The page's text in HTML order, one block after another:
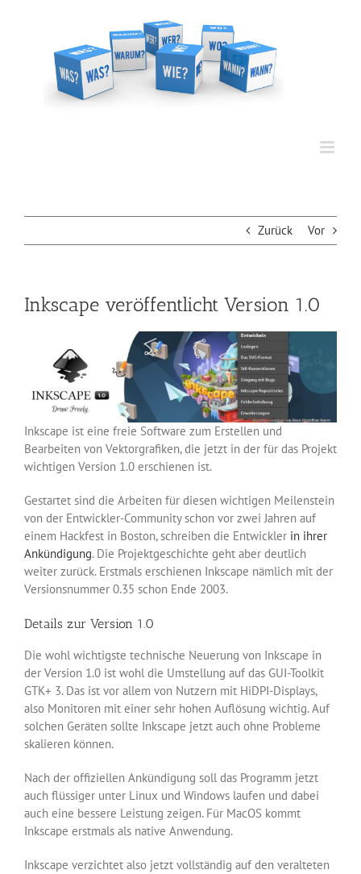
Zurück Vor
Inkscape veröffentlicht Version 1.0
Inkscape ist eine freie Software zum Erstellen und
Bearbeiten von Vektorgrafiken, die jetzt in der für das Projekt
wichtigen Version 1.0 erschienen ist.
Gestartet sind die Arbeiten für diesen wichtigen Meilenstein
von der Entwickler-Community schon vor zwei Jahren auf
einem Hackfest in Boston, schreiben die Entwickler in ihrer
Ankündigung. Die Projektgeschichte geht aber deutlich
weiter zurück. Erstmals erschienen Inkscape nämlich mit der
Versionsnummer 0.35 schon Ende 2003.
Details zur Version 1.0
Die wohl wichtigste technische Neuerung von Inkscape in
der Version 1.0 ist wohl die Umstellung auf das GUI-Toolkit
GTK+ 3. Das ist vor allem von Nutzern mit HiDPI-Displays,
also Monitoren mit einer sehr hohen Auflösung wichtig. Auf
solchen Geräten sollte Inkscape jetzt auch ohne Probleme
skalieren können.
Nach der offiziellen Ankündigung soll das Programm jetzt
auch flüssiger unter Linux und Windows laufen und dabei
auch eine bessere Leistung zeigen. Für MacOS kommt
Inkscape erstmals als native Anwendung.
Inkscape verzichtet also jetzt vollständig auf den veralteten